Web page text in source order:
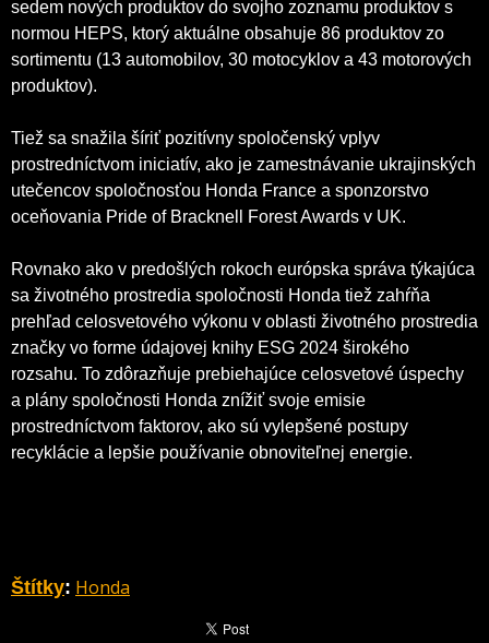
sedem nových produktov do svojho zoznamu produktov s
normou HEPS, ktorý aktuálne obsahuje 86 produktov zo
sortimentu (13 automobilov, 30 motocyklov a 43 motorových
produktov).
Tiež sa snažila šíriť pozitívny spoločenský vplyv
prostredníctvom iniciatív, ako je zamestnávanie ukrajinských
utečencov spoločnosťou Honda France a sponzorstvo
oceňovania Pride of Bracknell Forest Awards v UK.
Rovnako ako v predošlých rokoch európska správa týkajúca
sa životného prostredia spoločnosti Honda tiež zahŕňa
prehľad celosvetového výkonu v oblasti životného prostredia
značky vo forme údajovej knihy ESG 2024 širokého
rozsahu. To zdôrazňuje prebiehajúce celosvetové úspechy
a plány spoločnosti Honda znížiť svoje emisie
prostredníctvom faktorov, ako sú vylepšené postupy
recyklácie a lepšie používanie obnoviteľnej energie.
Štítky: Honda